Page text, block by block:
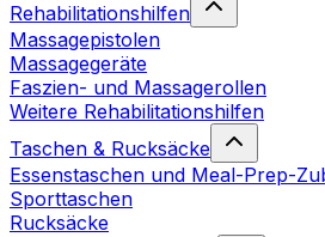
Rehabilitationshilfen
Massagepistolen
Massagegeräte
Faszien- und Massagerollen
Weitere Rehabilitationshilfen
Taschen & Rucksäcke
Essenstaschen und Meal-Prep-
Sporttaschen
Rucksäcke